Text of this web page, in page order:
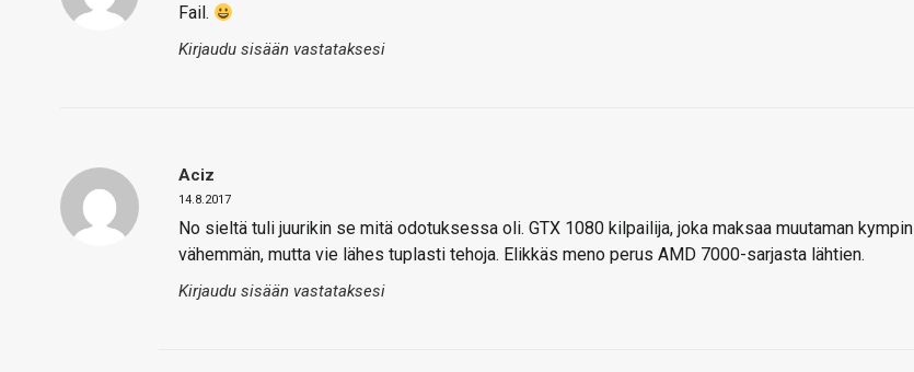
Fail.
Kirjaudu sisään vastataksesi
Aciz
14.8.2017
No sieltä tuli juurikin se mitä odotuksessa oli. GTX 1080 kilpailija, joka maksaa muutaman kympin
vähemmän, mutta vie lähes tuplasti tehoja. Elikkäs meno perus AMD 7000-sarjasta lähtien.
Kirjaudu sisään vastataksesi